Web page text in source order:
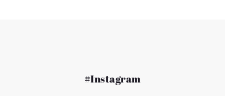
#Instagram